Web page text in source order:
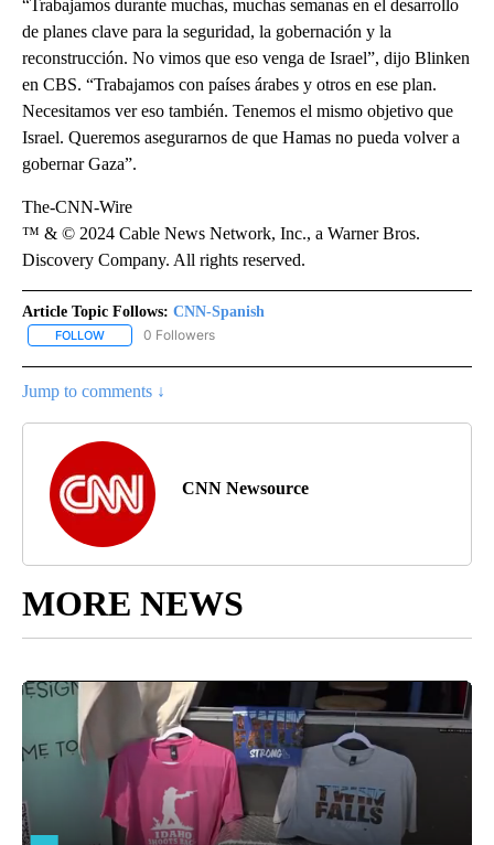
“Trabajamos durante muchas, muchas semanas en el desarrollo
de planes clave para la seguridad, la gobernación y la
reconstrucción. No vimos que eso venga de Israel”, dijo Blinken
en CBS. “Trabajamos con países árabes y otros en ese plan.
Necesitamos ver eso también. Tenemos el mismo objetivo que
Israel. Queremos asegurarnos de que Hamas no pueda volver a
gobernar Gaza”.
The-CNN-Wire
™ & © 2024 Cable News Network, Inc., a Warner Bros.
Discovery Company. All rights reserved.
Article Topic Follows: CNN-Spanish
FOLLOW FOLLOW "CNN-SPANISH" TO RECEIVE NOTIFICATIONS ABOUT
0 Followers
Jump to comments ↓
CNN Newsource
MORE NEWS